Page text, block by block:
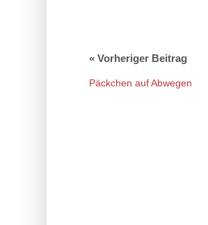
Päckchen auf Abwegen